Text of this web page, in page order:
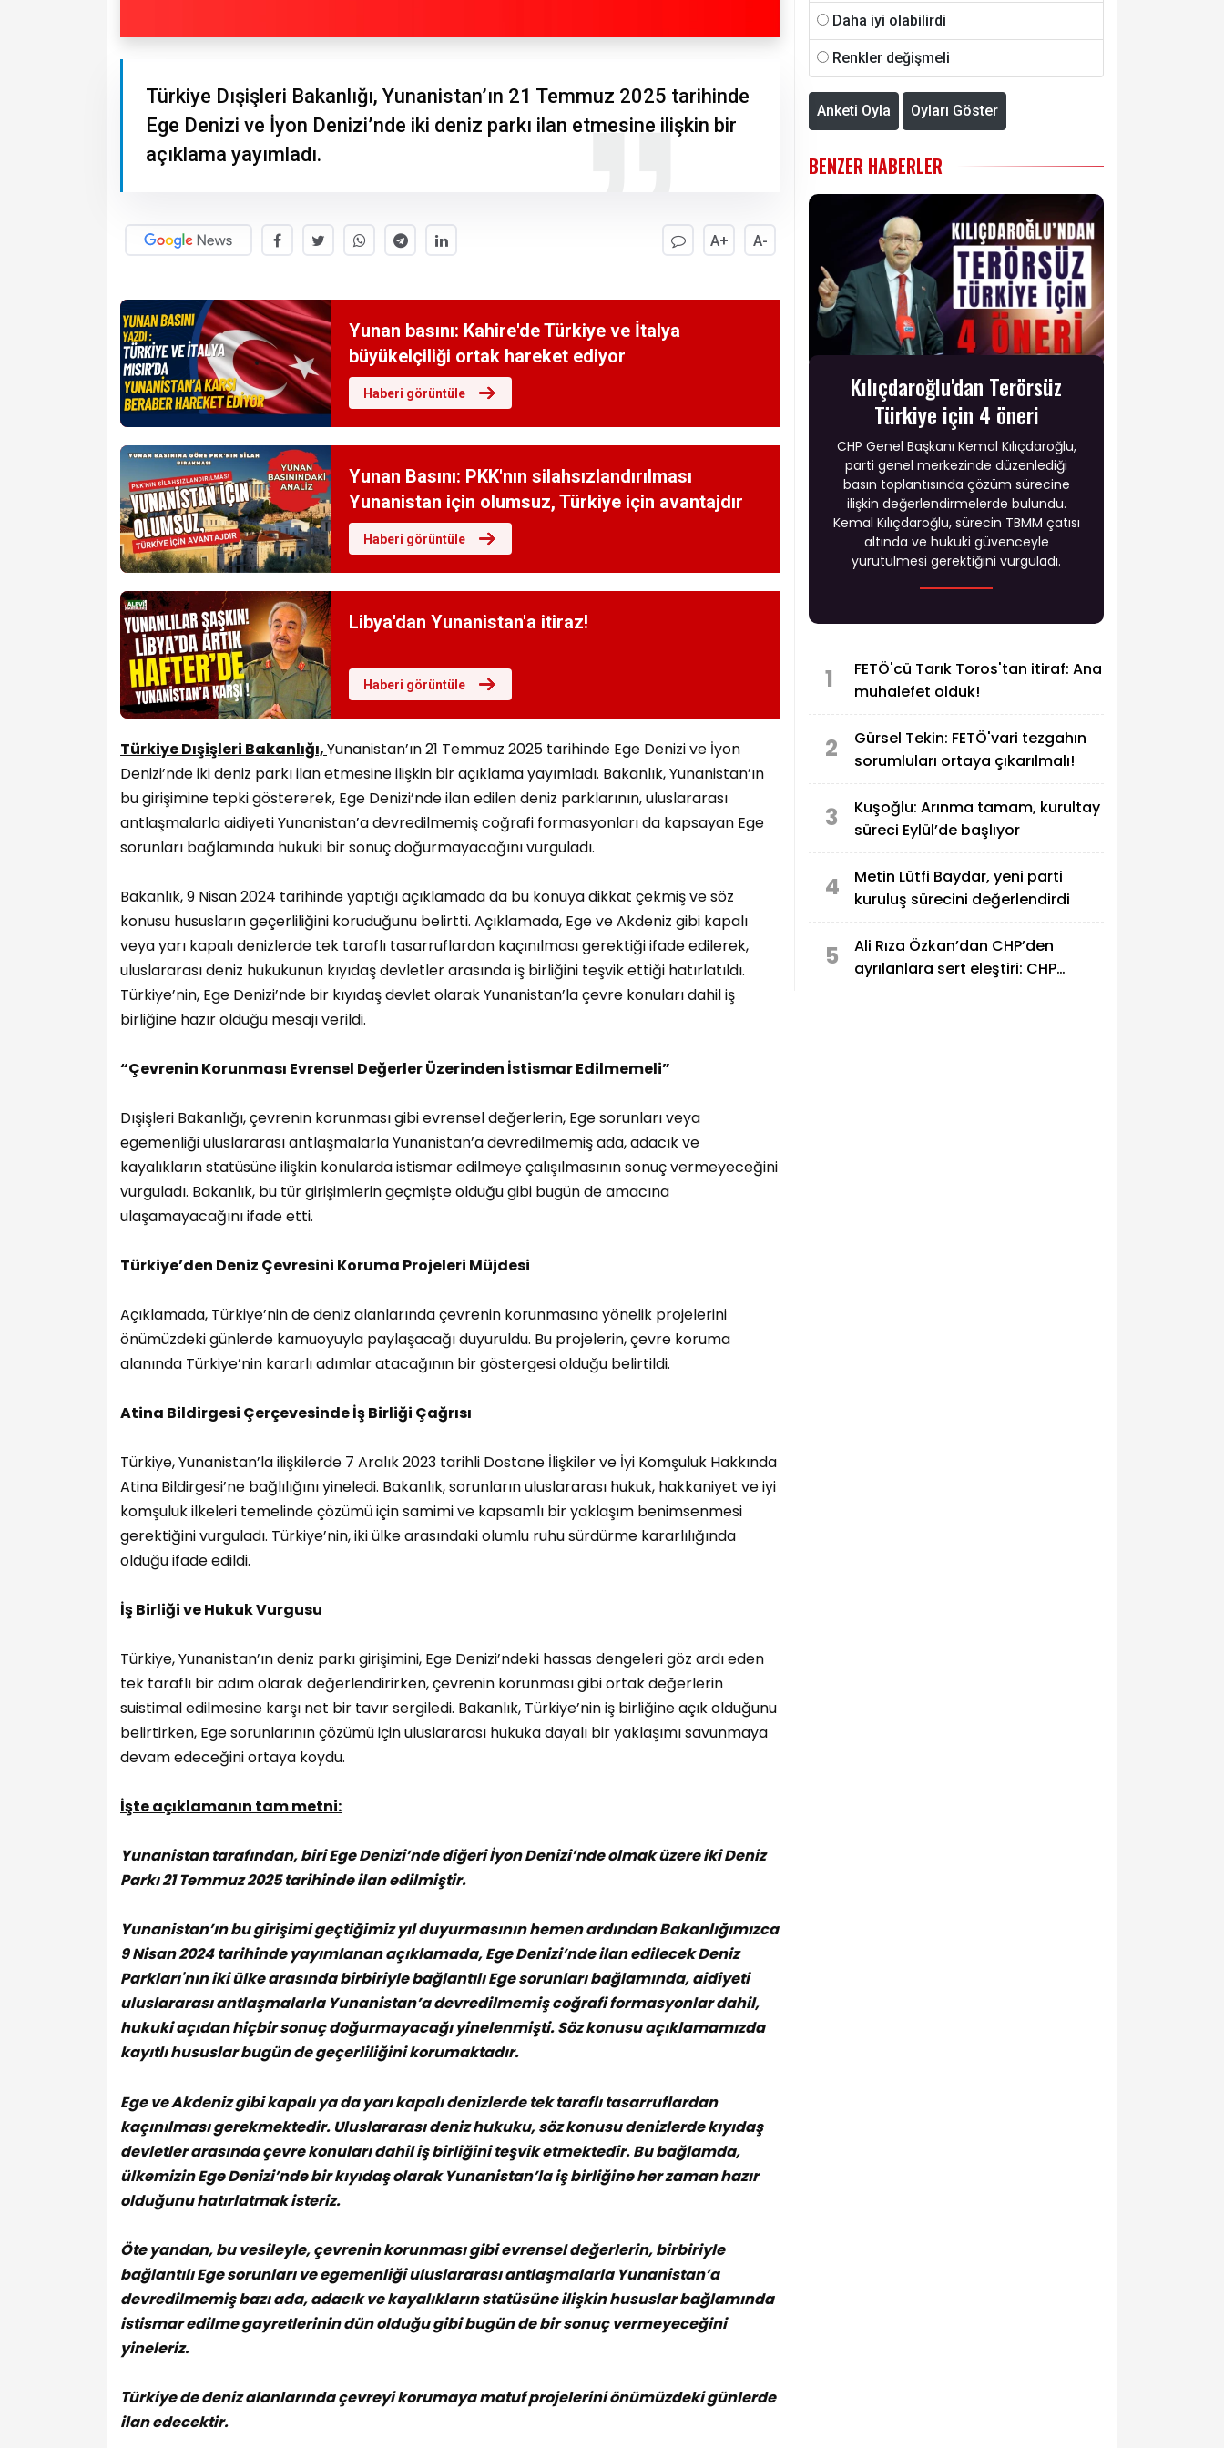
Türkiye Dışişleri Bakanlığı, Yunanistan’ın 21 Temmuz 2025 tarihinde
Ege Denizi ve İyon Denizi’nde iki deniz parkı ilan etmesine ilişkin bir
açıklama yayımladı.
A+ A-
Yunan basını: Kahire'de Türkiye ve İtalya
büyükelçiliği ortak hareket ediyor
Haberi görüntüle
Yunan Basını: PKK'nın silahsızlandırılması
Yunanistan için olumsuz, Türkiye için avantajdır
Haberi görüntüle
Libya'dan Yunanistan'a itiraz!
Haberi görüntüle
Türkiye Dışişleri Bakanlığı,Yunanistan’ın 21 Temmuz 2025 tarihinde Ege Denizi ve İyon
Denizi’nde iki deniz parkı ilan etmesine ilişkin bir açıklama yayımladı. Bakanlık, Yunanistan’ın
bu girişimine tepki göstererek, Ege Denizi’nde ilan edilen deniz parklarının, uluslararası
antlaşmalarla aidiyeti Yunanistan’a devredilmemiş coğrafi formasyonları da kapsayan Ege
sorunları bağlamında hukuki bir sonuç doğurmayacağını vurguladı.
Bakanlık, 9 Nisan 2024 tarihinde yaptığı açıklamada da bu konuya dikkat çekmiş ve söz
konusu hususların geçerliliğini koruduğunu belirtti. Açıklamada, Ege ve Akdeniz gibi kapalı
veya yarı kapalı denizlerde tek taraflı tasarruflardan kaçınılması gerektiği ifade edilerek,
uluslararası deniz hukukunun kıyıdaş devletler arasında iş birliğini teşvik ettiği hatırlatıldı.
Türkiye’nin, Ege Denizi’nde bir kıyıdaş devlet olarak Yunanistan’la çevre konuları dahil iş
birliğine hazır olduğu mesajı verildi.
“Çevrenin Korunması Evrensel Değerler Üzerinden İstismar Edilmemeli”
Dışişleri Bakanlığı, çevrenin korunması gibi evrensel değerlerin, Ege sorunları veya
egemenliği uluslararası antlaşmalarla Yunanistan’a devredilmemiş ada, adacık ve
kayalıkların statüsüne ilişkin konularda istismar edilmeye çalışılmasının sonuç vermeyeceğini
vurguladı. Bakanlık, bu tür girişimlerin geçmişte olduğu gibi bugün de amacına
ulaşamayacağını ifade etti.
Türkiye’den Deniz Çevresini Koruma Projeleri Müjdesi
Açıklamada, Türkiye’nin de deniz alanlarında çevrenin korunmasına yönelik projelerini
önümüzdeki günlerde kamuoyuyla paylaşacağı duyuruldu. Bu projelerin, çevre koruma
alanında Türkiye’nin kararlı adımlar atacağının bir göstergesi olduğu belirtildi.
Atina Bildirgesi Çerçevesinde İş Birliği Çağrısı
Türkiye, Yunanistan’la ilişkilerde 7 Aralık 2023 tarihli Dostane İlişkiler ve İyi Komşuluk Hakkında
Atina Bildirgesi’ne bağlılığını yineledi. Bakanlık, sorunların uluslararası hukuk, hakkaniyet ve iyi
komşuluk ilkeleri temelinde çözümü için samimi ve kapsamlı bir yaklaşım benimsenmesi
gerektiğini vurguladı. Türkiye’nin, iki ülke arasındaki olumlu ruhu sürdürme kararlılığında
olduğu ifade edildi.
İş Birliği ve Hukuk Vurgusu
Türkiye, Yunanistan’ın deniz parkı girişimini, Ege Denizi’ndeki hassas dengeleri göz ardı eden
tek taraflı bir adım olarak değerlendirirken, çevrenin korunması gibi ortak değerlerin
suistimal edilmesine karşı net bir tavır sergiledi. Bakanlık, Türkiye’nin iş birliğine açık olduğunu
belirtirken, Ege sorunlarının çözümü için uluslararası hukuka dayalı bir yaklaşımı savunmaya
devam edeceğini ortaya koydu.
İşte açıklamanın tam metni:
Yunanistan tarafından, biri Ege Denizi’nde diğeri İyon Denizi’nde olmak üzere iki Deniz
Parkı 21 Temmuz 2025 tarihinde ilan edilmiştir.
Yunanistan’ın bu girişimi geçtiğimiz yıl duyurmasının hemen ardından Bakanlığımızca
9 Nisan 2024 tarihinde yayımlanan açıklamada, Ege Denizi’nde ilan edilecek Deniz
Parkları'nın iki ülke arasında birbiriyle bağlantılı Ege sorunları bağlamında, aidiyeti
uluslararası antlaşmalarla Yunanistan’a devredilmemiş coğrafi formasyonlar dahil,
hukuki açıdan hiçbir sonuç doğurmayacağı yinelenmişti. Söz konusu açıklamamızda
kayıtlı hususlar bugün de geçerliliğini korumaktadır.
Ege ve Akdeniz gibi kapalı ya da yarı kapalı denizlerde tek taraflı tasarruflardan
kaçınılması gerekmektedir. Uluslararası deniz hukuku, söz konusu denizlerde kıyıdaş
devletler arasında çevre konuları dahil iş birliğini teşvik etmektedir. Bu bağlamda,
ülkemizin Ege Denizi’nde bir kıyıdaş olarak Yunanistan’la iş birliğine her zaman hazır
olduğunu hatırlatmak isteriz.
Öte yandan, bu vesileyle, çevrenin korunması gibi evrensel değerlerin, birbiriyle
bağlantılı Ege sorunları ve egemenliği uluslararası antlaşmalarla Yunanistan’a
devredilmemiş bazı ada, adacık ve kayalıkların statüsüne ilişkin hususlar bağlamında
istismar edilme gayretlerinin dün olduğu gibi bugün de bir sonuç vermeyeceğini
yineleriz.
Türkiye de deniz alanlarında çevreyi korumaya matuf projelerini önümüzdeki günlerde
ilan edecektir.
Daha iyi olabilirdi
Renkler değişmeli
Anketi Oyla Oyları Göster
BENZER HABERLER
Kılıçdaroğlu'dan Terörsüz
Türkiye için 4 öneri
CHP Genel Başkanı Kemal Kılıçdaroğlu,
parti genel merkezinde düzenlediği
basın toplantısında çözüm sürecine
ilişkin değerlendirmelerde bulundu.
Kemal Kılıçdaroğlu, sürecin TBMM çatısı
altında ve hukuki güvenceyle
yürütülmesi gerektiğini vurguladı.
1
FETÖ'cü Tarık Toros'tan itiraf: Ana
muhalefet olduk!
2
Gürsel Tekin: FETÖ'vari tezgahın
sorumluları ortaya çıkarılmalı!
3
Kuşoğlu: Arınma tamam, kurultay
süreci Eylül’de başlıyor
4
Metin Lütfi Baydar, yeni parti
kuruluş sürecini değerlendirdi
5
Ali Rıza Özkan’dan CHP’den
ayrılanlara sert eleştiri: CHP